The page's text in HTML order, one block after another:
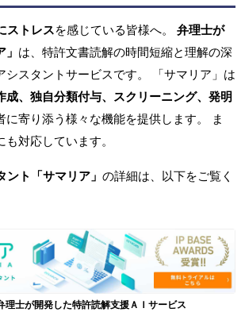
ストレスを感じている皆様へ。 弁理士が
は、特許文書読解の時間短縮と理解の深
シスタントサービスです。 「サマリア」は
成、独自分類付与、スクリーニング、発明
に寄り添う様々な機能を提供します。 ま
対応しています。
ト「サマリア」 の詳細は、以下をご覧く
理士が開発した特許読解支援ＡＩサービス